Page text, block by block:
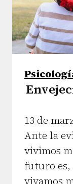
13 de
Ante la
vivimos
futuro es,
vivamos